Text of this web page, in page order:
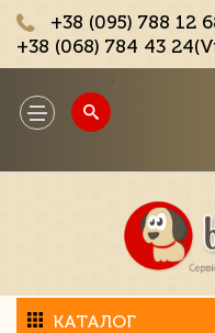
+38 (095) 788 12
+38 (068) 784 43
Toggle
navigation
КАТАЛОГ